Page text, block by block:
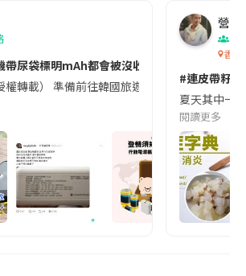
帶尿袋標明mAh都會被沒收😱出發前切記檢查
權轉載） 準備前往韓國旅遊的民眾，近期要
營養
香港
#連皮帶籽
夏天其中一
閱讀更多